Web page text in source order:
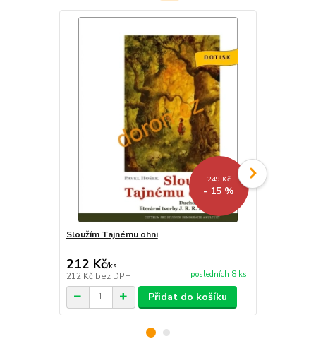
249 Kč
- 15 %
Sloužím Tajnému ohni
212 Kč/ks
212 Kč bez DPH posledních 8 ks
Přidat do košíku